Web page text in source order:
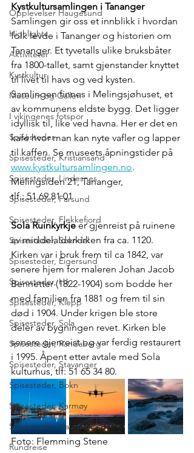
Opplevelser Haugesund
Highlights
Aktiviteter
Kystkultur
Museum og Galleri
I vikingenes fotspor
Spisesteder
Spisesteder, Kristiansand
Spisesteder, Lindesnes
Spisesteder, Farsund
Spisesteder, Flekkefjord
Spisesteder, Sokndal
Spisesteder, Eigersund
Spisesteder, Hå
Spisesteder, Klepp
Spisesteder, Sola
Spisesteder, Randaberg
Spisesteder, Stavanger
Spisesteder, Bokn
Spisesteder, Karmøy
Spisesteder, Haugesund
Rundreise
Kystkultursamlingen i Tananger
Samlingen gir oss et innblikk i hvordan
folk levde i Tananger og historien om
Tananger. Et tyvetalls ulike bruksbåter
fra 1800-tallet, samt gjenstander knyttet
til livet til havs og ved kysten.
Samlingen finnes i Melingsjøhuset, et
av kommunens eldste bygg. Det ligger
idyllisk til, like ved havna. Her er det en
kafé hvor man kan nyte vafler og lapper
til kaffen. Se museets åpningstider på
www.kystkultursamlingen.no.
Melingsiden 21, Tananger,
tlf.: 51 69 81 01
Sola Ruinkyrkje er gjenreist på ruinene
av middelalderkirken fra ca. 1120.
Kirken var i bruk frem til ca 1842, var
senere hjem for maleren Johan Jacob
Bennetter (1822-1904) som bodde her
med familien fra 1881 og frem til sin
død i 1904. Under krigen ble store
deler av bygningen revet. Kirken ble
senere gjenreist og var ferdig restaurert
i 1995. Åpent etter avtale med Sola
kulturhus, tlf: 51 65 34 80.
Foto: Flemming Stene